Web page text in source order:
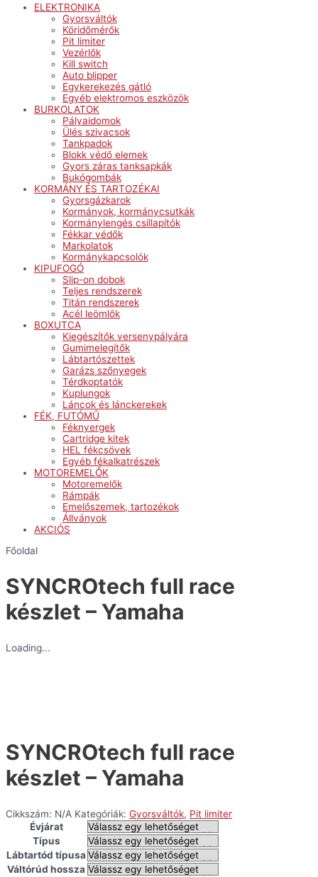
ELEKTRONIKA
Gyorsváltók
Köridőmérők
Pit limiter
Vezérlők
Kill switch
Auto blipper
Egykerekezés gátló
Egyéb elektromos eszközök
BURKOLATOK
Pályaidomok
Ülés szivacsok
Tankpadok
Blokk védő elemek
Gyors záras tanksapkák
Bukógombák
KORMÁNY ÉS TARTOZÉKAI
Gyorsgázkarok
Kormányok, kormánycsutkák
Kormánylengés csillapítók
Fékkar védők
Markolatok
Kormánykapcsolók
KIPUFOGÓ
Slip-on dobok
Teljes rendszerek
Titán rendszerek
Acél leömlők
BOXUTCA
Kiegészítők versenypályára
Gumimelegítők
Lábtartószettek
Garázs szőnyegek
Térdkoptatók
Kuplungok
Láncok és lánckerekek
FÉK, FUTÓMŰ
Féknyergek
Cartridge kitek
HEL fékcsövek
Egyéb fékalkatrészek
MOTOREMELŐK
Motoremelők
Rámpák
Emelőszemek, tartozékok
Állványok
AKCIÓS
Főoldal
SYNCROtech full race
készlet – Yamaha
Loading...
SYNCROtech full race
készlet – Yamaha
Cikkszám: N/A Kategóriák: Gyorsváltók, Pit limiter
Évjárat
Típus
Lábtartód típusa
Váltórúd hossza